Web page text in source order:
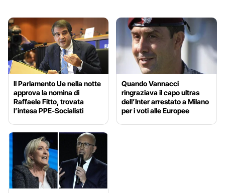
Il Parlamento Ue nella notte
approva la nomina di
Raffaele Fitto, trovata
l’intesa PPE-Socialisti
Quando Vannacci
ringraziava il capo ultras
dell’Inter arrestato a Milano
per i voti alle Europee